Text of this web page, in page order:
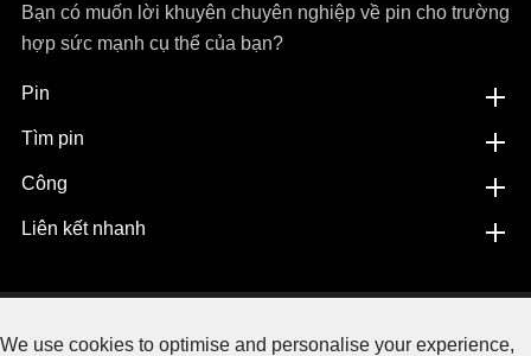
Bạn có muốn lời khuyên chuyên nghiệp về pin cho trường
hợp sức mạnh cụ thể của bạn?
Pin
Tìm pin
Công
Liên kết nhanh
We use cookies to optimise and personalise your experience,